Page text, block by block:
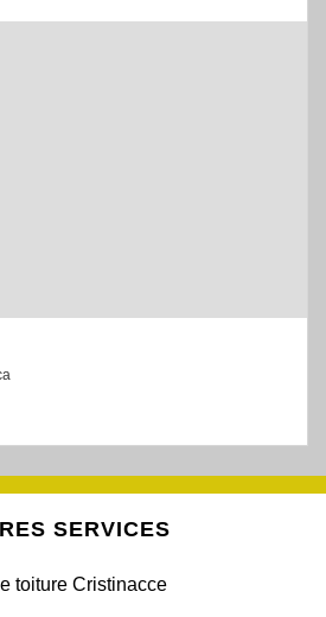
SERVICES
toiture Cristinacce